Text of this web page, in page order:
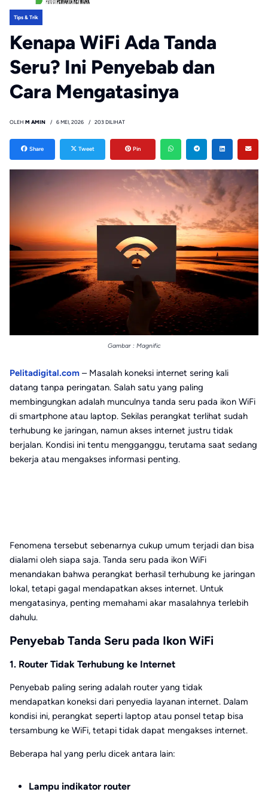
Tips & Trik
Kenapa WiFi Ada Tanda
Seru? Ini Penyebab dan
Cara Mengatasinya
OLEH M AMIN 6 MEI, 2026 203 DILIHAT
Share Tweet Pin
Gambar : Magnific
Pelitadigital.com – Masalah koneksi internet sering kali
datang tanpa peringatan. Salah satu yang paling
membingungkan adalah munculnya tanda seru pada ikon WiFi
di smartphone atau laptop. Sekilas perangkat terlihat sudah
terhubung ke jaringan, namun akses internet justru tidak
berjalan. Kondisi ini tentu mengganggu, terutama saat sedang
bekerja atau mengakses informasi penting.
Fenomena tersebut sebenarnya cukup umum terjadi dan bisa
dialami oleh siapa saja. Tanda seru pada ikon WiFi
menandakan bahwa perangkat berhasil terhubung ke jaringan
lokal, tetapi gagal mendapatkan akses internet. Untuk
mengatasinya, penting memahami akar masalahnya terlebih
dahulu.
Penyebab Tanda Seru pada Ikon WiFi
1. Router Tidak Terhubung ke Internet
Penyebab paling sering adalah router yang tidak
mendapatkan koneksi dari penyedia layanan internet. Dalam
kondisi ini, perangkat seperti laptop atau ponsel tetap bisa
tersambung ke WiFi, tetapi tidak dapat mengakses internet.
Beberapa hal yang perlu dicek antara lain:
Lampu indikator router